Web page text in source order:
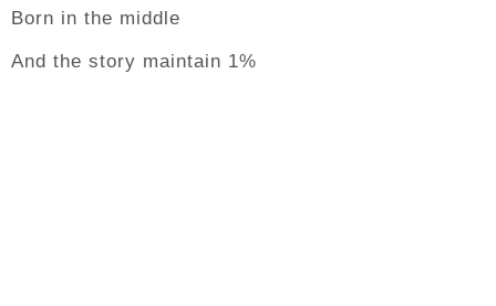
Born in the middle
And the story maintain 1%